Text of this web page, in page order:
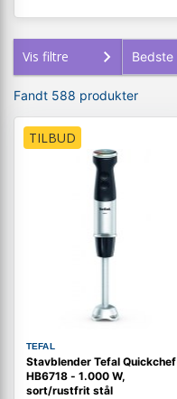
Vis filtre
Fandt 588 produkter
TILBUD
TEFAL
Stavblender Tefal
HB6718 - 1.000 W,
sort/rustfrit stål